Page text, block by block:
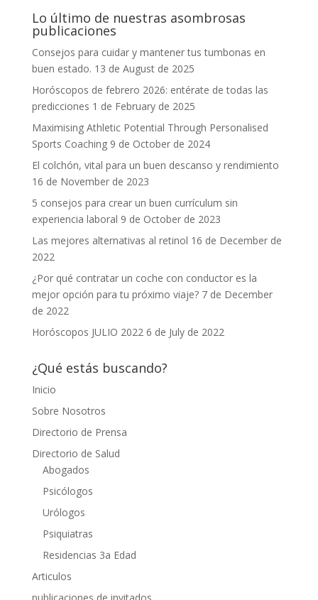
Lo último de nuestras asombrosas
publicaciones
Consejos para cuidar y mantener tus tumbonas en
buen estado. 13 de August de 2025
Horóscopos de febrero 2026: entérate de todas las
predicciones 1 de February de 2025
Maximising Athletic Potential Through Personalised
Sports Coaching 9 de October de 2024
El colchón, vital para un buen descanso y rendimiento
16 de November de 2023
5 consejos para crear un buen currículum sin
experiencia laboral 9 de October de 2023
Las mejores alternativas al retinol 16 de December de
2022
¿Por qué contratar un coche con conductor es la
mejor opción para tu próximo viaje? 7 de December
de 2022
Horóscopos JULIO 2022 6 de July de 2022
¿Qué estás buscando?
Inicio
Sobre Nosotros
Directorio de Prensa
Directorio de Salud
Abogados
Psicólogos
Urólogos
Psiquiatras
Residencias 3a Edad
Articulos